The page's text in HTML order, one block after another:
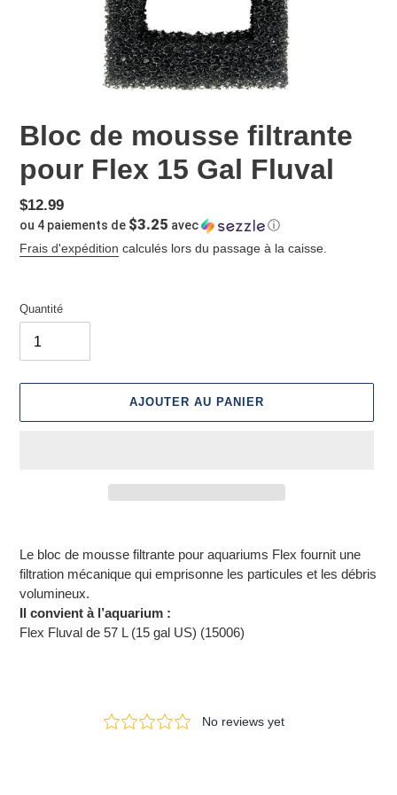
Bloc de mousse filtrante
pour Flex 15 Gal Fluval
Prix
normal
$12.99
ou 4 paiements de $3.25 avec
ⓘ
Frais d'expédition calculés lors du passage à la caisse.
Quantité
AJOUTER AU PANIER
produit
à
votre
panier
Le bloc de mousse filtrante pour aquariums Flex fournit une
filtration mécanique qui emprisonne les particules et les débris
volumineux.
Il convient à l’aquarium :
Flex Fluval de 57 L (15 gal US) (15006)